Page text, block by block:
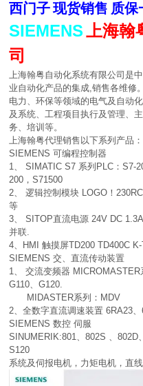
西门子 现货销售 质保
SIEMENS 上海翰
司
上海翰粤自动化系统有限公司是
业自动化产品的集成,销售各维修
电力、环保等领域的电气及自动
及系统、工程项目执行及管理、
务、培训等。
上海翰粤代理销售以下系列产品：
SIEMENS 可编程控制器
1、 SIMATIC S7 系列PLC：S7-
200，S71500
2、 逻辑控制模块 LOGO！
等
3、 SITOP直流电源 24V DC
并联.
4、HMI 触摸屏TD200 TD400C
SIEMENS 交、直流传动装置
1、 交流变频器 MICROMASTER
G110、G120.
MIDASTER系列：MDV
2、全数字直流调速装置 6RA23
SIEMENS 数控 伺服
SINUMERIK:801、802S 、802D
S120
系统及伺报电机，力矩电机，直